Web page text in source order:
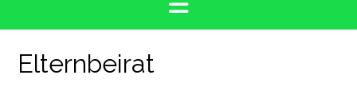
Elternbeirat